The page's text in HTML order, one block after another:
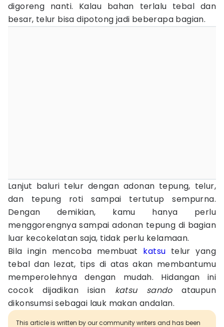
digoreng nanti. Kalau bahan terlalu tebal dan
besar, telur bisa dipotong jadi beberapa bagian.
Lanjut baluri telur dengan adonan tepung, telur,
dan tepung roti sampai tertutup sempurna.
Dengan demikian, kamu hanya perlu
menggorengnya sampai adonan tepung di bagian
luar kecokelatan saja, tidak perlu kelamaan.
Bila ingin mencoba membuat katsu telur yang
tebal dan lezat, tips di atas akan membantumu
memperolehnya dengan mudah. Hidangan ini
cocok dijadikan isian katsu sandoataupun
dikonsumsi sebagai lauk makan andalan.
This article is written by our community writers and has been